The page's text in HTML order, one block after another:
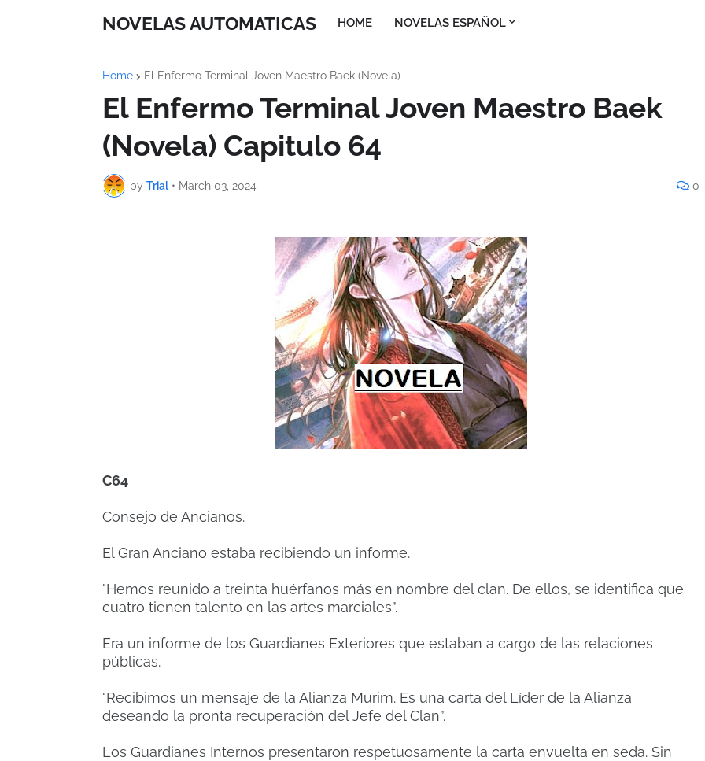
NOVELAS AUTOMATICAS HOME NOVELAS ESPAÑOL
Home El Enfermo Terminal Joven Maestro Baek (Novela)
El Enfermo Terminal Joven Maestro Baek
(Novela) Capitulo 64
by Trial • March 03, 2024 0
C64
Consejo de Ancianos.
El Gran Anciano estaba recibiendo un informe.
"Hemos reunido a treinta huérfanos más en nombre del clan. De ellos, se identifica que
cuatro tienen talento en las artes marciales”.
Era un informe de los Guardianes Exteriores que estaban a cargo de las relaciones
públicas.
"Recibimos un mensaje de la Alianza Murim. Es una carta del Líder de la Alianza
deseando la pronta recuperación del Jefe del Clan”.
Los Guardianes Internos presentaron respetuosamente la carta envuelta en seda. Sin